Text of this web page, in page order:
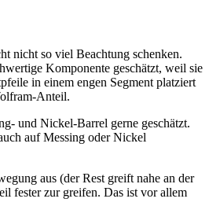
nicht so viel Beachtung schenken.
Komponente geschätzt, weil sie
in einem engen Segment platziert
Anteil.
und Nickel-Barrel gerne geschätzt.
auf Messing oder Nickel
aus (der Rest greift nahe an der
fester zur greifen. Das ist vor allem